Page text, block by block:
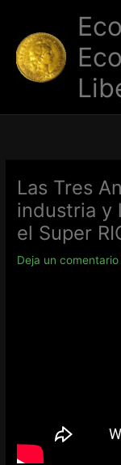
contenido
Las Tres
industria y
el Super
Deja un comentario